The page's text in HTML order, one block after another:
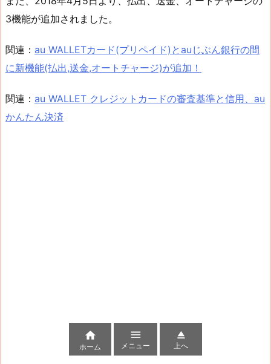
3機能が追加されました。
関連： au WALLETカード(プリペイド)とauじぶん銀行の間
に新機能(払出,送金,オートチャージ)が追加！
関連： au WALLET クレジットカードの審査基準と信用、au
かんたん決済

ホーム

メニュー

上へ